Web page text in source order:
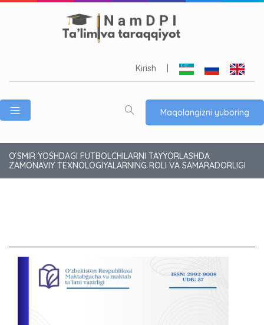
Kirish
Maqolangizni yuboring
O‘SMIR YOSHDAGI FUTBOLCHILARNI TAYYORLASHDA
ZAMONAVIY TEXNOLOGIYALARNING ROLI VA SAMARADORLIGI